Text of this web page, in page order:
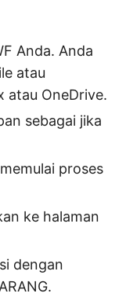
Anda. Anda
atau
atau OneDrive.
sebagai jika
proses
ke halaman
dengan